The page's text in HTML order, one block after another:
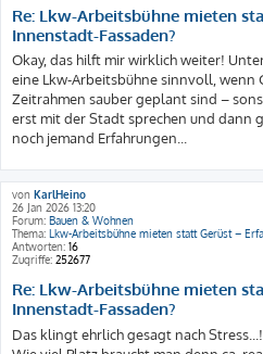
Re: Lkw-Arbeitsbühne mieten
Innenstadt-Fassaden?
Okay, das hilft mir wirklich weiter!
eine Lkw-Arbeitsbühne sinnvoll, wenn
Zeitrahmen sauber geplant sind –
erst mit der Stadt sprechen und dann
noch jemand Erfahrungen...
von KarlHeino
26 Jan 2026 13:20
Forum: Bauen & Wohnen
Thema: Lkw-Arbeitsbühne mieten statt Gerüst –
Antworten: 16
Zugriffe: 252677
Re: Lkw-Arbeitsbühne mieten
Innenstadt-Fassaden?
Das klingt ehrlich gesagt nach Stress...!